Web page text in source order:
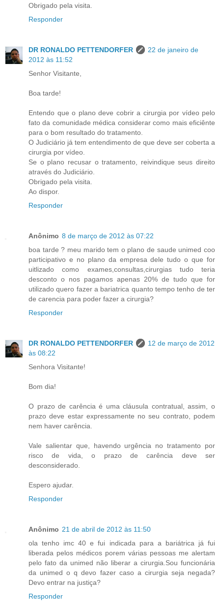
Obrigado pela visita.
Responder
DR RONALDO PETTENDORFER
22 de janeiro de
2012 às 11:52
Senhor Visitante,
Boa tarde!
Entendo que o plano deve cobrir a cirurgia por vídeo pelo
fato da comunidade médica considerar como mais eficiênte
para o bom resultado do tratamento.
O Judiciário já tem entendimento de que deve ser coberta a
cirurgia por vídeo.
Se o plano recusar o tratamento, reivindique seus direito
através do Judiciário.
Obrigado pela visita.
Ao dispor.
Responder
Anônimo 8 de março de 2012 às 07:22
boa tarde ? meu marido tem o plano de saude unimed coo
participativo e no plano da empresa dele tudo o que for
uitlizado como exames,consultas,cirurgias tudo teria
desconto o nos pagamos apenas 20% de tudo que for
utilizado quero fazer a bariatrica quanto tempo tenho de ter
de carencia para poder fazer a cirurgia?
Responder
DR RONALDO PETTENDORFER
12 de março de 2012
às 08:22
Senhora Visitante!
Bom dia!
O prazo de carência é uma cláusula contratual, assim, o
prazo deve estar expressamente no seu contrato, podem
nem haver carência.
Vale salientar que, havendo urgência no tratamento por
risco de vida, o prazo de carência deve ser
desconsiderado.
Espero ajudar.
Responder
Anônimo 21 de abril de 2012 às 11:50
ola tenho imc 40 e fui indicada para a bariátrica já fui
liberada pelos médicos porem várias pessoas me alertam
pelo fato da unimed não liberar a cirurgia.Sou funcionária
da unimed o q devo fazer caso a cirurgia seja negada?
Devo entrar na justiça?
Responder